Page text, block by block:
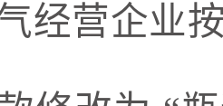
经营企业